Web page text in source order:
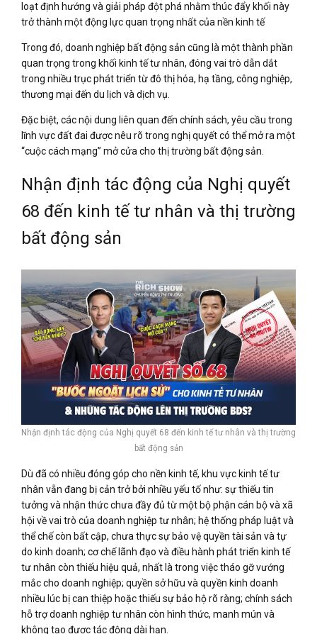
loạt định hướng và giải pháp đột phá nhằm thúc đẩy khối này
trở thành một động lực quan trọng nhất của nền kinh tế
Trong đó, doanh nghiệp bất động sản cũng là một thành phần
quan trọng trong khối kinh tế tư nhân, đóng vai trò dẫn dắt
trong nhiều trục phát triển từ đô thị hóa, hạ tầng, công nghiệp,
thương mại đến du lịch và dịch vụ.
Đặc biệt, các nội dung liên quan đến chính sách, yêu cầu trong
lĩnh vực đất đai được nêu rõ trong nghị quyết có thể mở ra một
“cuộc cách mạng” mở cửa cho thị trường bất động sản.
Nhận định tác động của Nghị quyết
68 đến kinh tế tư nhân và thị trường
bất động sản
Nhận định tác động của Nghị quyết 68 đến kinh tế tư nhân và thị trường
bất động sản
Dù đã có nhiều đóng góp cho nền kinh tế, khu vực kinh tế tư
nhân vẫn đang bị cản trở bởi nhiều yếu tố như: sự thiếu tin
tưởng và nhận thức chưa đầy đủ từ một bộ phận cán bộ và xã
hội về vai trò của doanh nghiệp tư nhân; hệ thống pháp luật và
thể chế còn bất cập, chưa thực sự bảo vệ quyền tài sản và tự
do kinh doanh; cơ chế lãnh đạo và điều hành phát triển kinh tế
tư nhân còn thiếu hiệu quả, nhất là trong việc tháo gỡ vướng
mắc cho doanh nghiệp; quyền sở hữu và quyền kinh doanh
nhiều lúc bị can thiệp hoặc thiếu sự bảo hộ rõ ràng; chính sách
hỗ trợ doanh nghiệp tư nhân còn hình thức, manh mún và
không tạo được tác động dài hạn.